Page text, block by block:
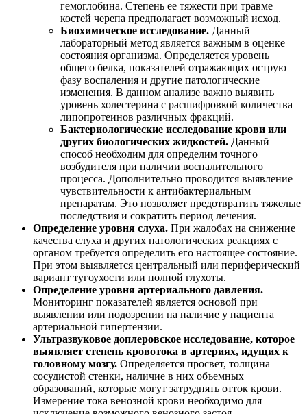
Ангиография.Исследование сосудистого компонента в
головном мозге необходимо для исключения нарушения
кровообращения, наличия аневризм и других
патологических состояний.
Компьютерная томография.В сложных клинических
ситуациях требуется выполнение
высокочувствительных методов, которые имеют
меньшее распространений в клинической практике. Он
позволяет выявить различного роза очаговых
образований, костного аппарата и других изменений.
При необходимости требуется выполнение
дополнительных диагностических исследований.
Причины почему возникает
сердцебиение в ушах